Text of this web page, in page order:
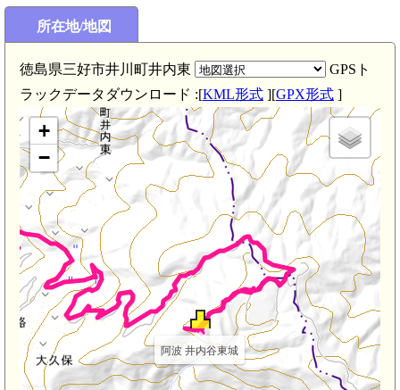
所在地/地図
徳島県三好市井川町井内東
GPSト
ラックデータダウンロード :[KML形式 ][GPX形式 ]
阿波 井内谷東城
+
−